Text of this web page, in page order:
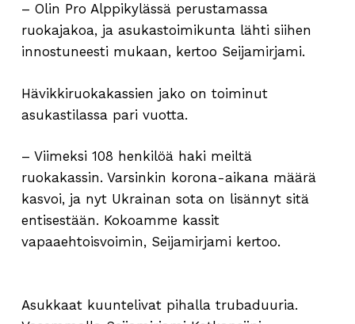
– Olin Pro Alppikylässä perustamassa
ruokajakoa, ja asukastoimikunta lähti siihen
innostuneesti mukaan, kertoo Seijamirjami.
Hävikkiruokakassien jako on toiminut
asukastilassa pari vuotta.
– Viimeksi 108 henkilöä haki meiltä
ruokakassin. Varsinkin korona-aikana määrä
kasvoi, ja nyt Ukrainan sota on lisännyt sitä
entisestään. Kokoamme kassit
vapaaehtoisvoimin, Seijamirjami kertoo.
Asukkaat kuuntelivat pihalla trubaduuria.